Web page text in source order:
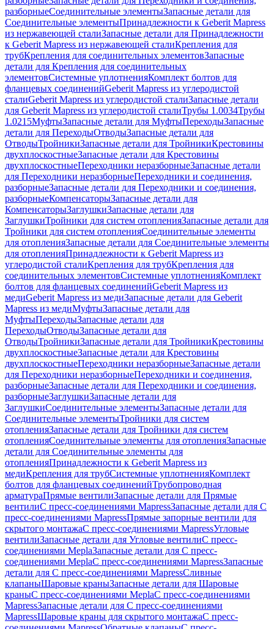
разборныеСоединительные элементыЗапасные детали для
Соединительные элементыПринадлежности к Geberit Mapress
из нержавеющей сталиЗапасные детали для Принадлежности
к Geberit Mapress из нержавеющей сталиКрепления для
трубКрепления для соединительных элементовЗапасные
детали для Крепления для соединительных
элементовСистемные уплотненияКомплект болтов для
фланцевых соединенийGeberit Mapress из углеродистой
сталиGeberit Mapress из углеродистой сталиЗапасные детали
для Geberit Mapress из углеродистой сталиТрубы 1.0034Трубы
1.0215МуфтыЗапасные детали для МуфтыПереходыЗапасные
детали для ПереходыОтводыЗапасные детали для
ОтводыТройникиЗапасные детали для ТройникиКрестовины
двухплоскостныеЗапасные детали для Крестовины
двухплоскостныеПереходники неразборныеЗапасные детали
для Переходники неразборныеПереходники и соединения,
разборныеЗапасные детали для Переходники и соединения,
разборныеКомпенсаторыЗапасные детали для
КомпенсаторыЗаглушкиЗапасные детали для
ЗаглушкиТройники для систем отопленияЗапасные детали для
Тройники для систем отопленияСоединительные элементы
для отопленияЗапасные детали для Соединительные элементы
для отопленияПринадлежности к Geberit Mapress из
углеродистой сталиКрепления для трубКрепления для
соединительных элементовСистемные уплотненияКомплект
болтов для фланцевых соединенийGeberit Mapress из
медиGeberit Mapress из медиЗапасные детали для Geberit
Mapress из медиМуфтыЗапасные детали для
МуфтыПереходыЗапасные детали для
ПереходыОтводыЗапасные детали для
ОтводыТройникиЗапасные детали для ТройникиКрестовины
двухплоскостныеЗапасные детали для Крестовины
двухплоскостныеПереходники неразборныеЗапасные детали
для Переходники неразборныеПереходники и соединения,
разборныеЗапасные детали для Переходники и соединения,
разборныеЗаглушкиЗапасные детали для
ЗаглушкиСоединительные элементыЗапасные детали для
Соединительные элементыТройники для систем
отопленияЗапасные детали для Тройники для систем
отопленияСоединительные элементы для отопленияЗапасные
детали для Соединительные элементы для
отопленияПринадлежности к Geberit Mapress из
медиКрепления для трубСистемные уплотненияКомплект
болтов для фланцевых соединенийТрубопроводная
арматураПрямые вентилиЗапасные детали для Прямые
вентилиС пресс-соединениями MapressЗапасные детали для С
пресс-соединениями MapressПрямые запорные вентили для
скрытого монтажаС пресс-соединениями MapressУгловые
вентилиЗапасные детали для Угловые вентилиС пресс-
соединениями MeplaЗапасные детали для С пресс-
соединениями MeplaС пресс-соединениями MapressЗапасные
детали для С пресс-соединениями MapressСливные
клапаныШаровые краныЗапасные детали для Шаровые
краныС пресс-соединениями MeplaС пресс-соединениями
MapressЗапасные детали для С пресс-соединениями
MapressШаровые краны для скрытого монтажаС пресс-